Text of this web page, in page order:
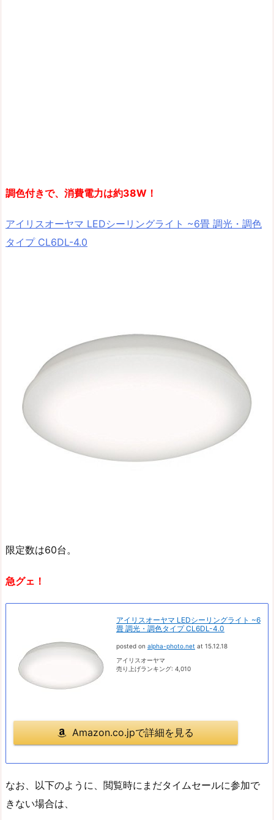
調色付きで、消費電力は約38W！
アイリスオーヤマ LEDシーリングライト ~6畳 調光・調色
タイプ CL6DL-4.0
限定数は60台。
急グェ！
アイリスオーヤマ LEDシーリングライト ~6
畳 調光・調色タイプ CL6DL-4.0
posted on alpha-photo.net at 15.12.18
アイリスオーヤマ
売り上げランキング: 4,010
Amazon.co.jpで詳細を見る
なお、以下のように、閲覧時にまだタイムセールに参加で
きない場合は、